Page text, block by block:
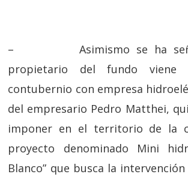
– Asimismo se ha
propietario del fundo viene
contubernio con empresa
del empresario Pedro Matthei,
imponer en el territorio de la
proyecto denominado Mini
Blanco” que busca la